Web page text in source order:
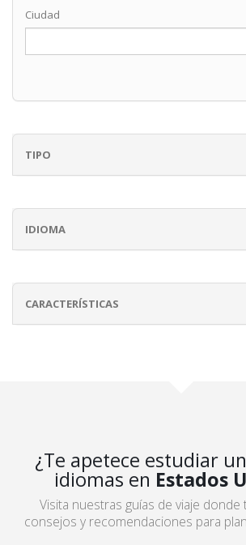
Ciudad
TIPO
IDIOMA
CARACTERÍSTICAS
¿Te apetece estudiar
idiomas en Estados
Visita nuestras guías de viaje
consejos y recomendaciones para